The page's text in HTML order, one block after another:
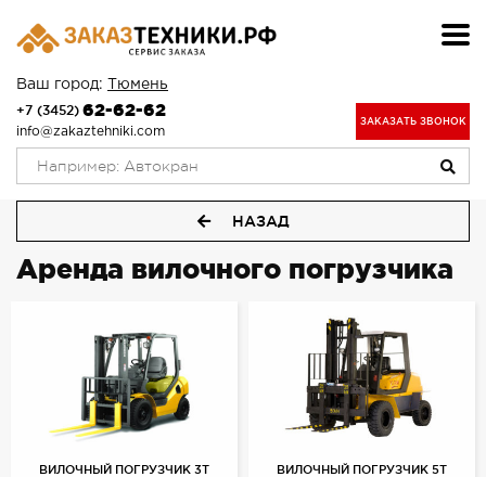
Ваш город: Тюмень
+7 (3452) 62-62-62
info@zakaztehniki.com
ЗАКАЗАТЬ ЗВОНОК
НАЗАД
Аренда вилочного погрузчика
ВИЛОЧНЫЙ ПОГРУЗЧИК 3Т ВИЛОЧНЫЙ ПОГРУЗЧИК 5Т